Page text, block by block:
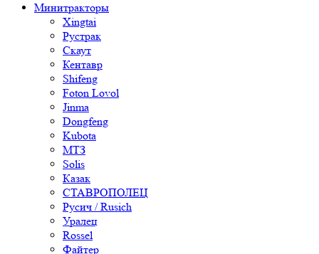
Минитракторы
Xingtai
Рустрак
Скаут
Кентавр
Shifeng
Foton Lovol
Jinma
Dongfeng
Kubota
МТЗ
Solis
Казак
СТАВРОПОЛЕЦ
Русич / Rusich
Уралец
Rossel
Файтер